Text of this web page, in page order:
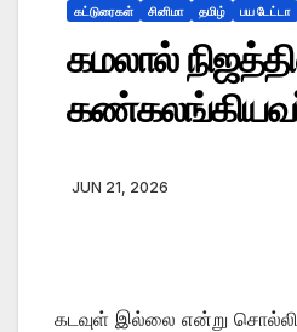
கட்டுரைகள் சினிமா தமிழ் பய டேட்டா
கமலால்
JUN 21, 2026
கடவுள் இல்லை என்று சொல்லி